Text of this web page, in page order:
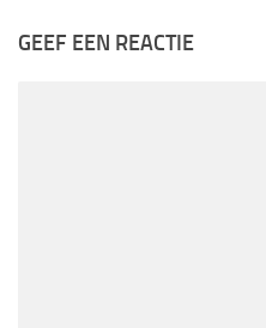
GEEF EEN REACTIE